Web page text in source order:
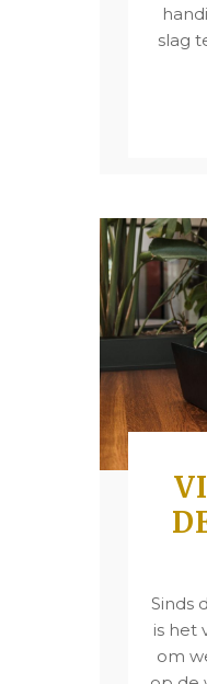
slag
Sinds
is het
om